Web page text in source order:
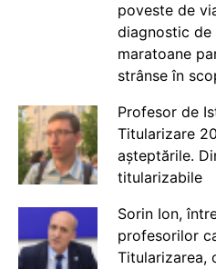
poveste de
diagnostic de
maratoane
strânse în
Profesor de
Titularizare
așteptările.
titularizabile
Sorin Ion,
profesorilor
Titularizarea,